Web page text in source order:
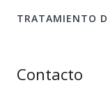
TRATAMIENTO
Contacto